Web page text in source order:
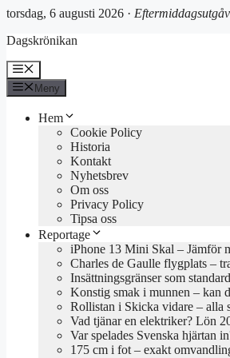
torsdag, 6 augusti 2026 ·
till
Dagskrönikan
Meny
Meny
Hem
Cookie Policy
Historia
Kontakt
Nyhetsbrev
Om oss
Privacy Policy
Tipsa oss
Reportage
iPhone 13 Mini Skal – Jämför
Charles de Gaulle flygplats –
Insättningsgränser som
Konstig smak i munnen – kan
Rollistan i Skicka vidare – alla
Vad tjänar en elektriker? Lön
Var spelades Svenska hjärtan
175 cm i fot – exakt